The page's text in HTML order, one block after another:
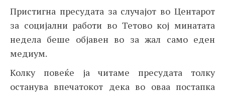
Пристигна пресудата за случајот во Центарот
за социјални работи во Тетово кој минатата
недела беше објавен во за жал само еден
медиум.
Колку повеќе ја читаме пресудата толку
останува впечатокот дека во оваа постапка